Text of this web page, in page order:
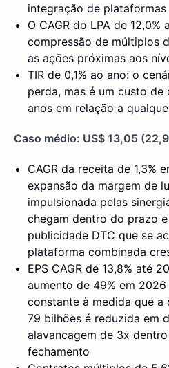
integração de plataformas
O CAGR do LPA de 12,0%
compressão de múltiplos
as ações próximas aos
TIR de 0,1% ao ano: o
perda, mas é um custo
anos em relação a
Caso médio: US$ 13,05
CAGR da receita de 1,3%
expansão da margem de
impulsionada pelas
chegam dentro do prazo
publicidade DTC que se
plataforma combinada
EPS CAGR de 13,8% até
aumento de 49% em
constante à medida que
79 bilhões é reduzida em
alavancagem de 3x
fechamento